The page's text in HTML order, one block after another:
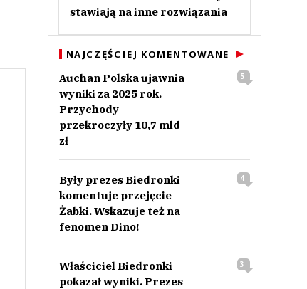
stawiają na inne rozwiązania
NAJCZĘŚCIEJ KOMENTOWANE
Auchan Polska ujawnia
wyniki za 2025 rok.
Przychody
przekroczyły 10,7 mld
zł
5
Były prezes Biedronki
komentuje przejęcie
Żabki. Wskazuje też na
fenomen Dino!
4
Właściciel Biedronki
pokazał wyniki. Prezes
3